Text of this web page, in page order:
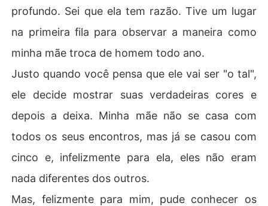
profundo. Sei que ela tem razão. Tive um lugar
na primeira fila para observar a maneira como
minha mãe troca de homem todo ano.
Justo quando você pensa que ele vai ser "o tal",
ele decide mostrar suas verdadeiras cores e
depois a deixa. Minha mãe não se casa com
todos os seus encontros, mas já se casou com
cinco e, infelizmente para ela, eles não eram
nada diferentes dos outros.
Mas, felizmente para mim, pude conhecer os